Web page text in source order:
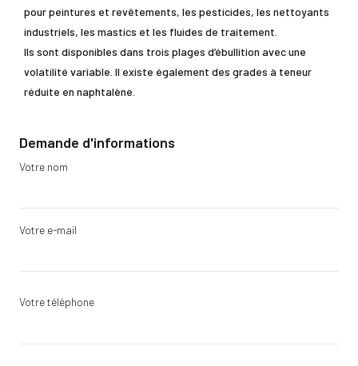
pour peintures et revêtements, les pesticides, les nettoyants
industriels, les mastics et les fluides de traitement.
Ils sont disponibles dans trois plages d’ébullition avec une
volatilité variable. Il existe également des grades à teneur
réduite en naphtalène.
Demande d'informations
Votre nom
Votre e-mail
Votre téléphone